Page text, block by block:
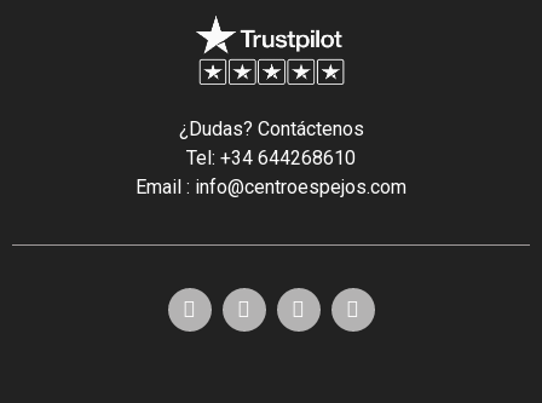
¿Dudas? Contáctenos
Tel: +34 644268610
Email : info@centroespejos.com